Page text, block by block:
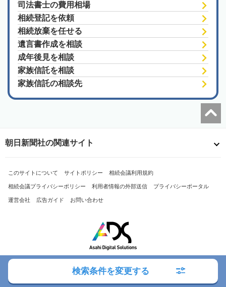
司法書士の費用相場
相続登記を依頼
相続放棄を任せる
遺言書作成を相談
成年後見を相談
家族信託を相談
家族信託の相談先
検索条件を変更する
朝日新聞社の関連サイト
このサイトについて サイトポリシー 相続会議利用規約
相続会議プライバシーポリシー 利用者情報の外部送信 プライバシーポータル
運営会社 広告ガイド お問い合わせ
Copyright© The Asahi Shimbun Company. All Rights Reserved.